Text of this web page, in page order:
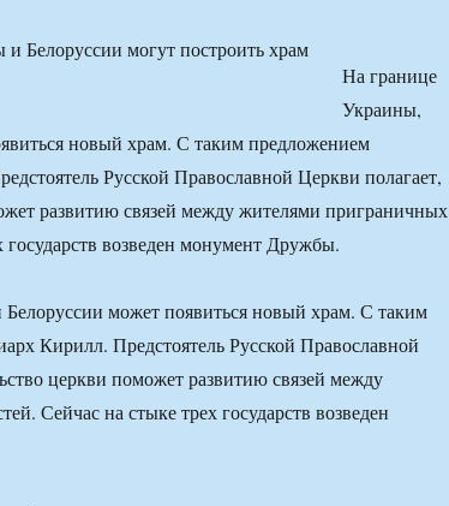
На границе
Украины,
новый храм. С таким предложением
Русской Православной Церкви полагает,
развитию связей между жителями приграничных
государств возведен монумент Дружбы.
может появиться новый храм. С таким
Кирилл. Предстоятель Русской Православной
церкви поможет развитию связей между
Сейчас на стыке трех государств возведен